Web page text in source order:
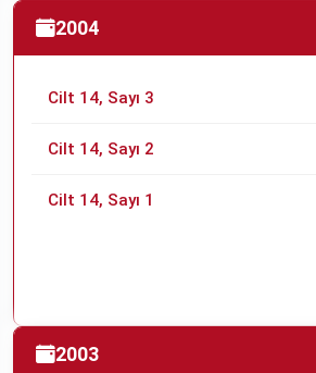
2004
Cilt 14, Sayı 3
Cilt 14, Sayı 2
Cilt 14, Sayı 1
2003